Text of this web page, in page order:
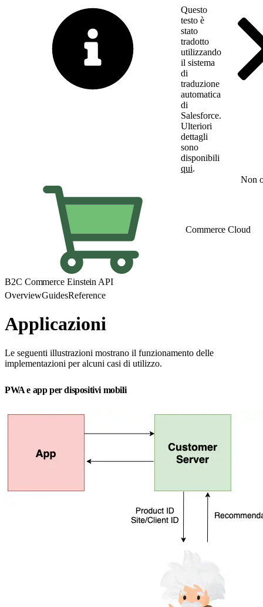
Questo
testo è
stato
tradotto
utilizzando
il sistema
di
traduzione
automatica
di
Salesforce.
Ulteriori
dettagli
sono
disponibili
qui.
Non
Commerce Cloud
B2C Commerce Einstein API
OverviewGuidesReference
Applicazioni
Le seguenti illustrazioni mostrano il funzionamento delle
implementazioni per alcuni casi di utilizzo.
PWA e app per dispositivi mobili